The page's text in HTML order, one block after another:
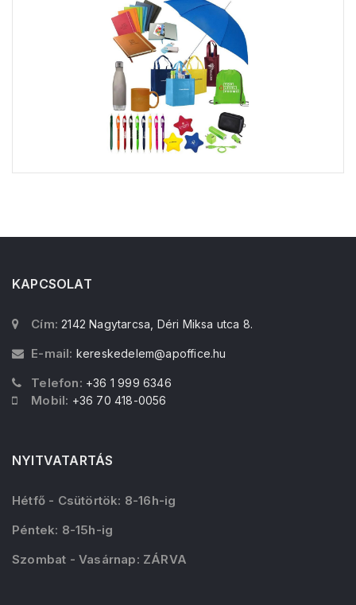
KAPCSOLAT
Cím: 2142 Nagytarcsa, Déri Miksa utca 8.
E-mail: kereskedelem@apoffice.hu
Telefon: +36 1 999 6346
Mobil: +36 70 418-0056
NYITVATARTÁS
Hétfő - Csütörtök: 8-16h-ig
Péntek: 8-15h-ig
Szombat - Vasárnap: ZÁRVA